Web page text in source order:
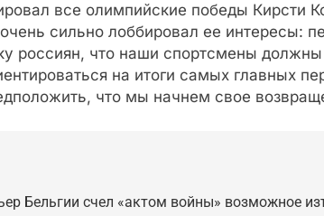
все олимпийские победы Кирсти
сильно лоббировал ее интересы:
россиян, что наши спортсмены
на итоги самых главных
что мы начнем свое
Бельгии счел «актом войны» возможное